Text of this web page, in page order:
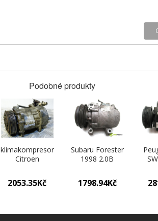
Podobné produkty
klimakompresor
Citroen
Jumper, Xantia,
Fiat Peugeot
Partner 1.9D,
2053.35Kč
Subaru Forester
1998 2.0B
2000 kompresor
klimatizace
1798.94Kč